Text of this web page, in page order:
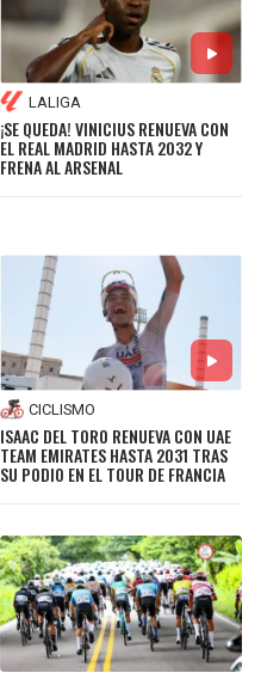
LALIGA
¡SE QUEDA! VINICIUS RENUEVA CON
EL REAL MADRID HASTA 2032 Y
FRENA AL ARSENAL
CICLISMO
ISAAC DEL TORO RENUEVA CON UAE
TEAM EMIRATES HASTA 2031 TRAS
SU PODIO EN EL TOUR DE FRANCIA